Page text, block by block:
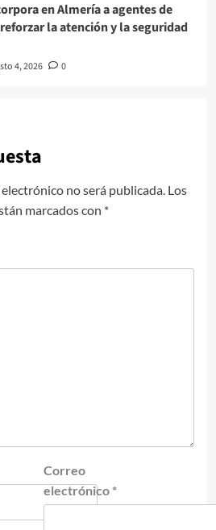
en Almería a agentes de
la atención y la seguridad
4, 2026 0
no será publicada. Los
marcados con *
Correo
electrónico *